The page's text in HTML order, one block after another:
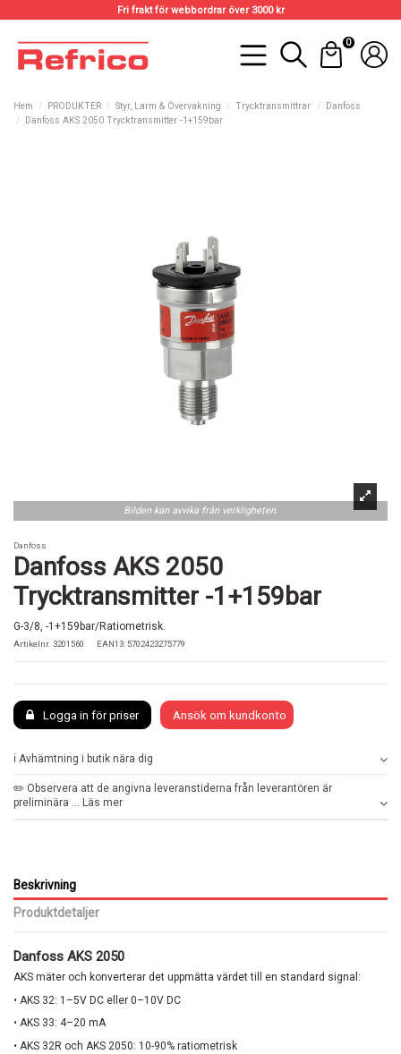
Fri frakt för webbordrar över 3000 kr
0
Hem PRODUKTER Styr, Larm & Övervakning Trycktransmittrar
Danfoss
Danfoss AKS 2050 Trycktransmitter -1+159bar
Bilden kan avvika från verkligheten.
Danfoss
Danfoss AKS 2050
Trycktransmitter -1+159bar
G-3/8, -1+159bar/Ratiometrisk.
Artikelnr. 3201560 EAN13: 5702423275779
Logga in för priser Ansök om kundkonto
ℹ️ Avhämtning i butik nära dig
✏️ Observera att de angivna leveranstiderna från leverantören är
preliminära ... Läs mer
Beskrivning
Produktdetaljer
Danfoss AKS 2050
AKS mäter och konverterar det uppmätta värdet till en standard signal:
• AKS 32: 1–5V DC eller 0–10V DC
• AKS 33: 4–20 mA
• AKS 32R och AKS 2050: 10-90% ratiometrisk